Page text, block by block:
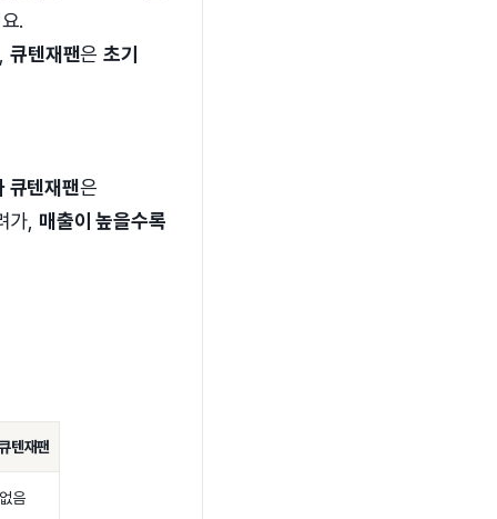
.
,큐텐재팬은초기
큐텐재팬은
가, 매출이 높을수록
텐재팬
없음